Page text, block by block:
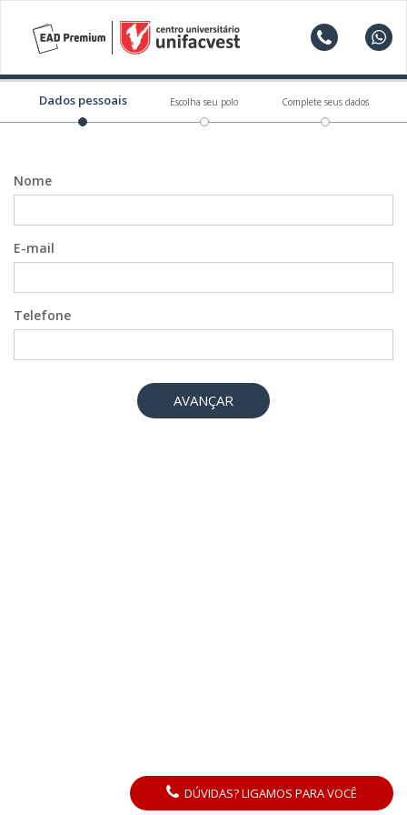
Dados pessoais Escolha seu polo Complete seus dados
Nome
E-mail
Telefone
AVANÇAR
DÚVIDAS? LIGAMOS PARA VOCÊ